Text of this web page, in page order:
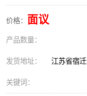
价格： 面议
产品数量：
发货地址： 江苏省宿迁
关键词：